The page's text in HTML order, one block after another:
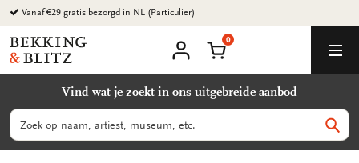
Ga
naar
content
Vanaf €29 gratis bezorgd in NL (Particulier)
Bekking
&
B.V.
account
Winkelmand
0
Vind wat je zoekt in ons uitgebreide aanbod
Zoeken